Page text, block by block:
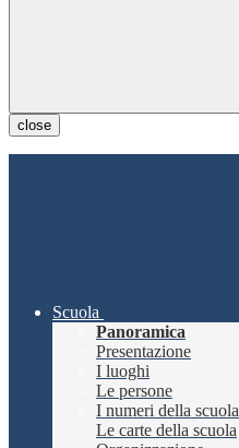
close
Scuola
Panoramica
Presentazione
I luoghi
Le persone
I numeri della scuola
Le carte della scuola